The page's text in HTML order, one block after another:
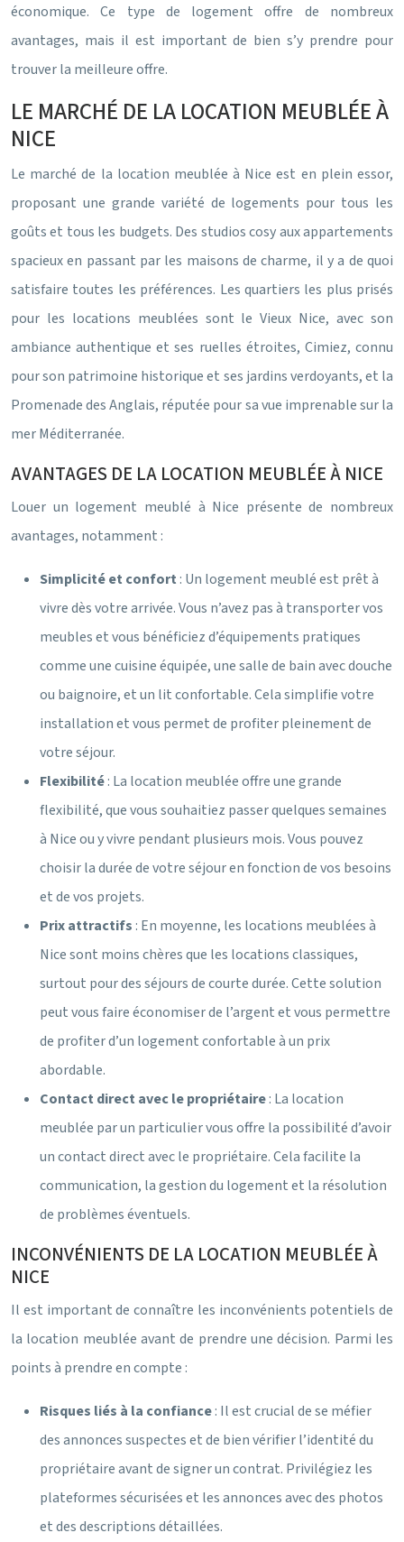
économique. Ce type de logement offre de nombreux
avantages, mais il est important de bien s’y prendre pour
trouver la meilleure offre.
LE MARCHÉ DE LA LOCATION MEUBLÉE À
NICE
Le marché de la location meublée à Nice est en plein essor,
proposant une grande variété de logements pour tous les
goûts et tous les budgets. Des studios cosy aux appartements
spacieux en passant par les maisons de charme, il y a de quoi
satisfaire toutes les préférences. Les quartiers les plus prisés
pour les locations meublées sont le Vieux Nice, avec son
ambiance authentique et ses ruelles étroites, Cimiez, connu
pour son patrimoine historique et ses jardins verdoyants, et la
Promenade des Anglais, réputée pour sa vue imprenable sur la
mer Méditerranée.
AVANTAGES DE LA LOCATION MEUBLÉE À NICE
Louer un logement meublé à Nice présente de nombreux
avantages, notamment :
Simplicité et confort : Un logement meublé est prêt à
vivre dès votre arrivée. Vous n’avez pas à transporter vos
meubles et vous bénéficiez d’équipements pratiques
comme une cuisine équipée, une salle de bain avec douche
ou baignoire, et un lit confortable. Cela simplifie votre
installation et vous permet de profiter pleinement de
votre séjour.
Flexibilité: La location meublée offre une grande
flexibilité, que vous souhaitiez passer quelques semaines
à Nice ou y vivre pendant plusieurs mois. Vous pouvez
choisir la durée de votre séjour en fonction de vos besoins
et de vos projets.
Prix attractifs : En moyenne, les locations meublées à
Nice sont moins chères que les locations classiques,
surtout pour des séjours de courte durée. Cette solution
peut vous faire économiser de l’argent et vous permettre
de profiter d’un logement confortable à un prix
abordable.
Contact direct avec le propriétaire: La location
meublée par un particulier vous offre la possibilité d’avoir
un contact direct avec le propriétaire. Cela facilite la
communication, la gestion du logement et la résolution
de problèmes éventuels.
INCONVÉNIENTS DE LA LOCATION MEUBLÉE À
NICE
Il est important de connaître les inconvénients potentiels de
la location meublée avant de prendre une décision. Parmi les
points à prendre en compte :
Risques liés à la confiance: Il est crucial de se méfier
des annonces suspectes et de bien vérifier l’identité du
propriétaire avant de signer un contrat. Privilégiez les
plateformes sécurisées et les annonces avec des photos
et des descriptions détaillées.